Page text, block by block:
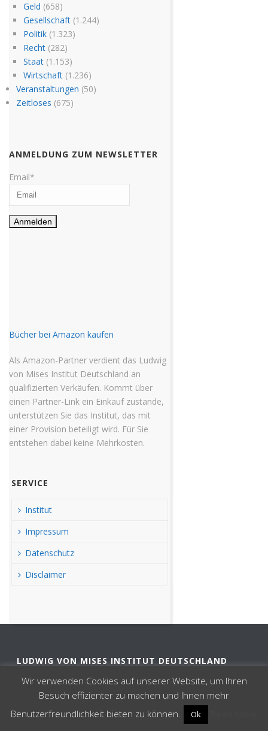
Geld (658)
Gesellschaft(1.244)
Politik(1.323)
Recht(282)
Staat(1.153)
Wirtschaft(1.236)
Veranstaltungen (50)
Zeitloses (675)
ANMELDUNG ZUM NEWSLETTER
Email*
Bücher bei Amazon kaufen
Als Amazon-Partner verdient das Ludwig
von Mises Institut Deutschland an
qualifizierten Verkäufen. Kommt über
einen Partner-Link ein Einkauf zustande,
unterstützen Sie das Institut, das mit
einer Provision beteiligt wird. Für Sie
entstehen dabei keine Mehrkosten.
SERVICE
Institut
Impressum
Datenschutz
Disclaimer
LUDWIG VON MISES INSTITUT DEUTSCHLAND
kontakt@misesde.org
Wir verwenden Cookies auf unserer Website, um Ihren
Besuch effizienter zu machen und Ihnen mehr
Benutzerfreundlichkeit bieten zu können.
Ok